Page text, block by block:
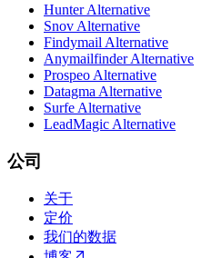
Hunter Alternative
Snov Alternative
Findymail Alternative
Anymailfinder Alternative
Prospeo Alternative
Datagma Alternative
Surfe Alternative
LeadMagic Alternative
公司
关于
定价
我们的数据